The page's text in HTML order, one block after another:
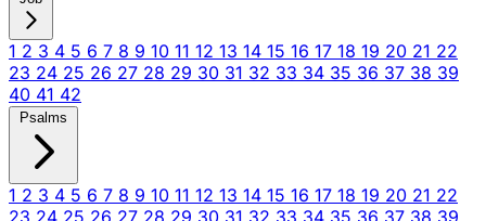
1 2 3 4 5 6 7 8 9 10 11 12 13 14 15 16 17 18 19 20 21 22
23 24 25 26 27 28 29 30 31 32 33 34 35 36 37 38 39
40 41 42
Psalms
1 2 3 4 5 6 7 8 9 10 11 12 13 14 15 16 17 18 19 20 21 22
23 24 25 26 27 28 29 30 31 32 33 34 35 36 37 38 39